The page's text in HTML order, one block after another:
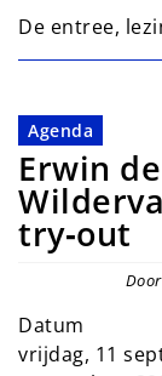
De entree,
Agenda
Erwin
try‑out
Datum
vrijdag, 11